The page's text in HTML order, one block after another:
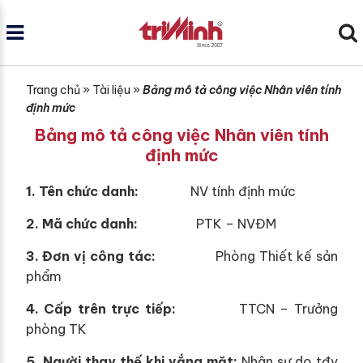
Trang chủ» Tài liệu » Bảng mô tả công việc Nhân viên tính
định mức
Bảng mô tả công việc Nhân viên tính
định mức
1. Tên chức danh: NV tính định mức
2. Mã chức danh: PTK – NVĐM
3. Đơn vị công tác: Phòng Thiết kế sản
phẩm
4. Cấp trên trực tiếp: TTCN – Trưởng
phòng TK